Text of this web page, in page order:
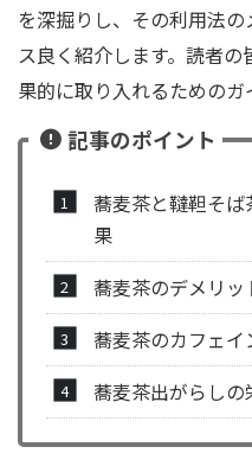
を深掘りし、その利用法
ス良く紹介します。読者
果的に取り入れるためのガ
記事のポイント
蕎麦茶と韃靼そ
果
蕎麦茶のデメリ
蕎麦茶のカフェ
蕎麦茶出がらし